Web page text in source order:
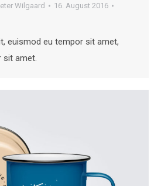
Wilgaard
16. August 2016
euismod eu tempor sit amet,
sit amet.